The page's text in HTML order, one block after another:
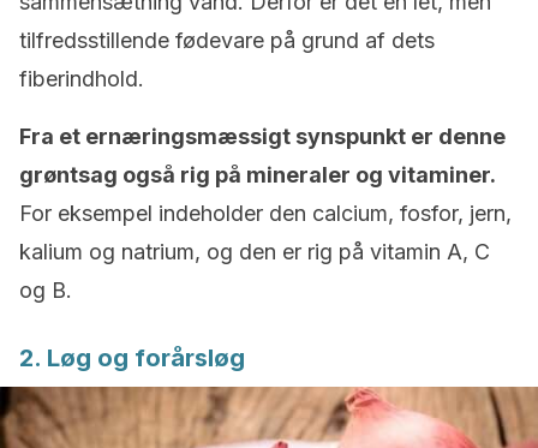
tilfredsstillende fødevare på grund af dets
fiberindhold.
Fra et ernæringsmæssigt synspunkt er denne
grøntsag også rig på mineraler og vitaminer.
For eksempel indeholder den calcium, fosfor, jern,
kalium og natrium, og den er rig på vitamin A, C
og B.
2. Løg og forårsløg